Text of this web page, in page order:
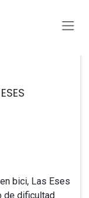
bici, Las Eses
de dificultad